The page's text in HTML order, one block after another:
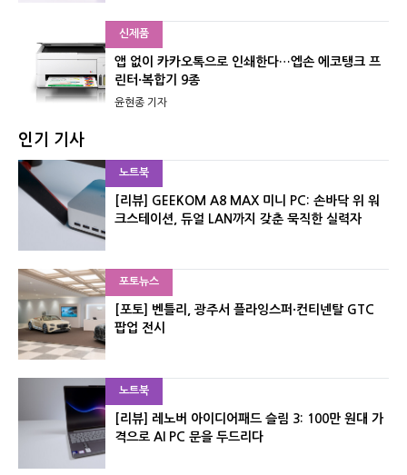
신제품
앱 없이 카카오톡으로 인쇄한다…엡손 에코탱크 프
린터·복합기 9종
윤현종 기자
인기 기사
노트북
[리뷰] GEEKOM A8 MAX 미니 PC: 손바닥 위 워
크스테이션, 듀얼 LAN까지 갖춘 묵직한 실력자
포토뉴스
[포토] 벤틀리, 광주서 플라잉스퍼·컨티넨탈 GTC
팝업 전시
노트북
[리뷰] 레노버 아이디어패드 슬림 3: 100만 원대 가
격으로 AI PC 문을 두드리다